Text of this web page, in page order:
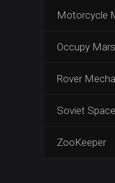
Motorcycle
Occupy Mars
Rover
Soviet
ZooKeeper